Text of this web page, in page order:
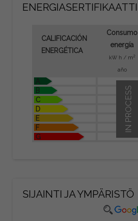
ENERGIASERTIFIKAATTI
CALIFICACIÓN
ENERGÉTICA
Consumo
energía
kW h / m2
año
A
B
C
D
E
F
G
IN PROCESS
SIJAINTI JA YMPÄRISTÖ